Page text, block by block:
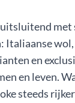
met
Italiaanse wol,
en
en leven.
steeds